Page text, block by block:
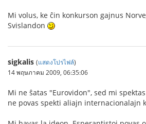
Mi volus, ke ĉin konkurson gajnus
Svislandon
sigkalis (แสดงโปรไฟล์)
14 พฤษภาคม 2009, 06:35:06
Mi ne ŝatas "Eurovidon", sed mi
ne povas spekti aliajn internacionalajn